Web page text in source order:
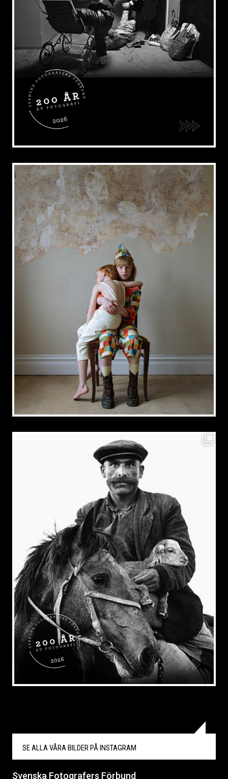
SE ALLA VÅRA BILDER PÅINSTAGRAM
Svenska Fotografers Förbund